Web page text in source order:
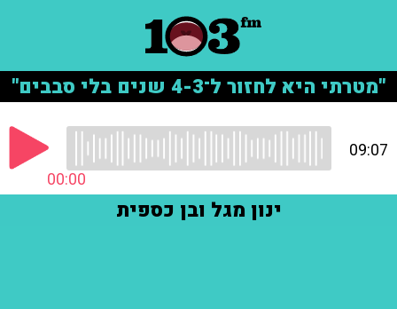
"מטרתי היא לחזור ל־4-3 שנים בלי סבבים"
00:00
09:07
ינון מגל ובן כספית